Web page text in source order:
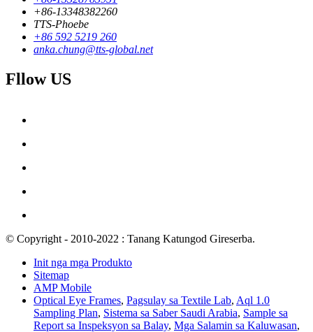
+86-13348382260
TTS-Phoebe
+86 592 5219 260
anka.chung@tts-global.net
Fllow US
© Copyright - 2010-2022 : Tanang Katungod Gireserba.
Init nga mga Produkto
Sitemap
AMP Mobile
Optical Eye Frames, Pagsulay sa Textile Lab, Aql 1.0
Sampling Plan, Sistema sa Saber Saudi Arabia, Sample sa
Report sa Inspeksyon sa Balay, Mga Salamin sa Kaluwasan,